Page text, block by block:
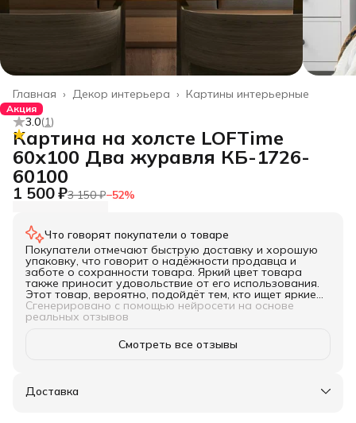
Картины интерьерные
Декор интерьера ›
Главная ›
Акция
3.0(1)
Картина на холсте LOFTime
60х100 Два журавля КБ-1726-
60100
1 500 ₽3 150 ₽−52%
Что говорят покупатели о товаре
Покупатели отмечают быструю доставку и хорошую
упаковку, что говорит о надёжности продавца и
заботе о сохранности товара. Яркий цвет товара
также приносит удовольствие от его использования.
Этот товар, вероятно, подойдёт тем, кто ищет яркие
цвета.
Сгенерировано с помощью нейросети на основе
реальных отзывов
Смотреть все отзывы
Доставка